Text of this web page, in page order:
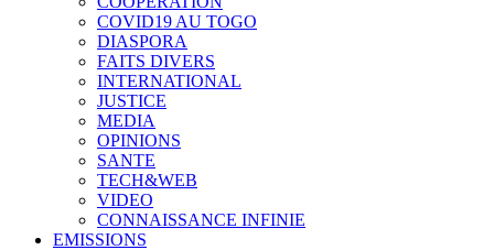
COVID19 AU TOGO
DIASPORA
FAITS DIVERS
INTERNATIONAL
JUSTICE
MEDIA
OPINIONS
SANTE
TECH&WEB
VIDEO
CONNAISSANCE INFINIE
EMISSIONS